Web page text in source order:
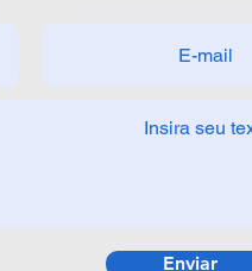
Enviar